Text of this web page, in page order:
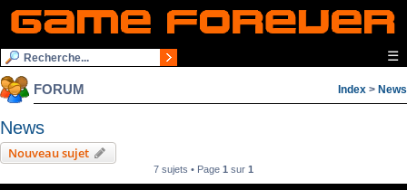
☰
FORUM Index > News
News
Nouveau sujet
7 sujets • Page 1 sur 1